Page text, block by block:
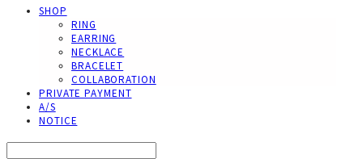
SHOP
RING
EARRING
NECKLACE
BRACELET
COLLABORATION
PRIVATE PAYMENT
A/S
NOTICE